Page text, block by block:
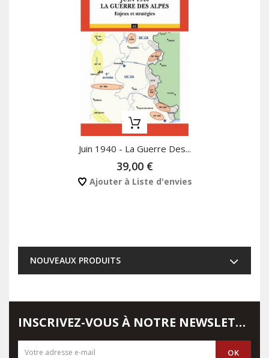
Juin 1940 - La Guerre Des...
39,00 €
Ajouter à Liste d'envies
NOUVEAUX PRODUITS
INSCRIVEZ-VOUS À NOTRE NEWSLETTER